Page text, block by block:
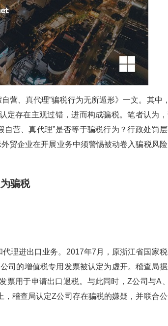
营、真代理”骗税行为无所遁形》一文。其中
定存在主观过错，进而构成骗税。笔者认为
营、真代理”是否等于骗税行为？行政处罚
贸企业在开展业务中须警惕被动卷入骗税风险
骗税
理进出口业务。2017年7月，原浙江省国家
司的增值税专用发票被认定为虚开。稽查局
票用于申请出口退税。与此同时，Z公司与A
稽查局认定Z公司存在骗税的嫌疑，并联合